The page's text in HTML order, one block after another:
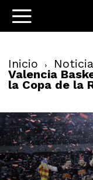
Inicio
Valencia
la Copa de la